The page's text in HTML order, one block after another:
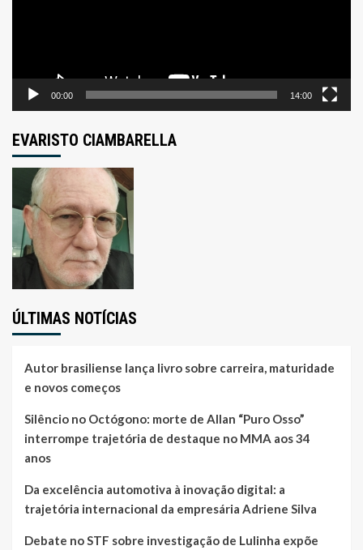
00:00 14:00
EVARISTO CIAMBARELLA
ÚLTIMAS NOTÍCIAS
Autor brasiliense lança livro sobre carreira, maturidade
e novos começos
Silêncio no Octógono: morte de Allan “Puro Osso”
interrompe trajetória de destaque no MMA aos 34
anos
Da excelência automotiva à inovação digital: a
trajetória internacional da empresária Adriene Silva
Debate no STF sobre investigação de Lulinha expõe